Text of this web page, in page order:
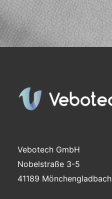
Vebotech GmbH
Nobelstraße 3-5
41189 Mönchengladbach